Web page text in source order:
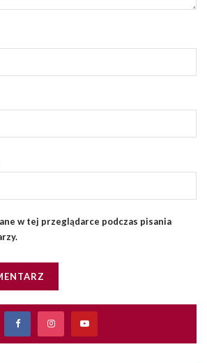
w tej przeglądarce podczas pisania